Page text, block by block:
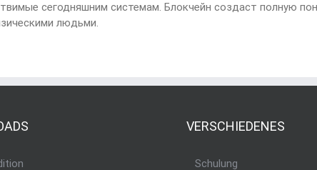
сегодняшним системам. Блокчейн создаст полную
людьми.
VERSCHIEDENES
Schulung